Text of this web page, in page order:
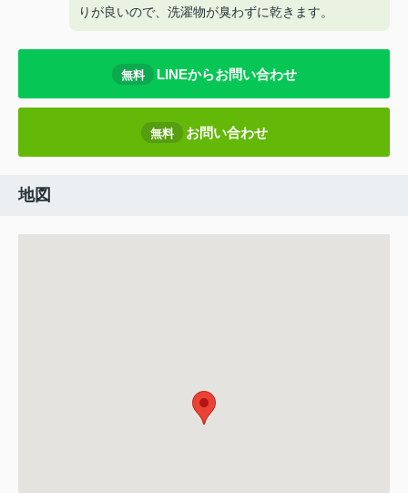
りが良いので、洗濯物が臭わずに乾きます。
無料 LINEからお問い合わせ
無料 お問い合わせ
地図